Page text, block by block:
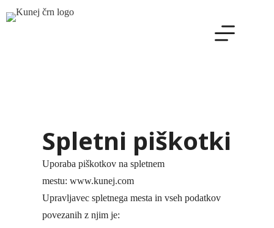
to
Spletni piškotki
Uporaba piškotkov na spletnem
mestu: www.kunej.com
Upravljavec spletnega mesta in vseh podatkov
povezanih z njim je: